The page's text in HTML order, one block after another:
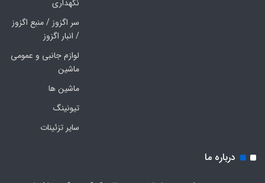
نگهداری
سر اگزوز / منبع اگزوز
/ انبار اگزوز
لوازم جانبی و عمومی
ماشین
ماشین ها
تیونینگ
سایر تزئینات
درباره ما